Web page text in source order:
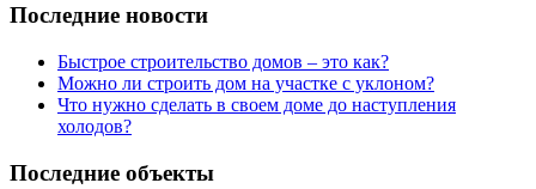
Последние новости
Быстрое строительство домов – это как?
Можно ли строить дом на участке с уклоном?
Что нужно сделать в своем доме до наступления
холодов?
Последние объекты